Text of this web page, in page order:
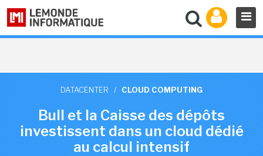
DATACENTER / CLOUD COMPUTING
Bull et la Caisse des dépôts
investissent dans un cloud dédié
au calcul intensif